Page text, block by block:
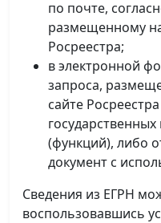
по почте,
размещенному
Росреестра;
в электронной
запроса,
сайте
(функций), либо
документ с
Сведения из ЕГРН
воспользовавшись